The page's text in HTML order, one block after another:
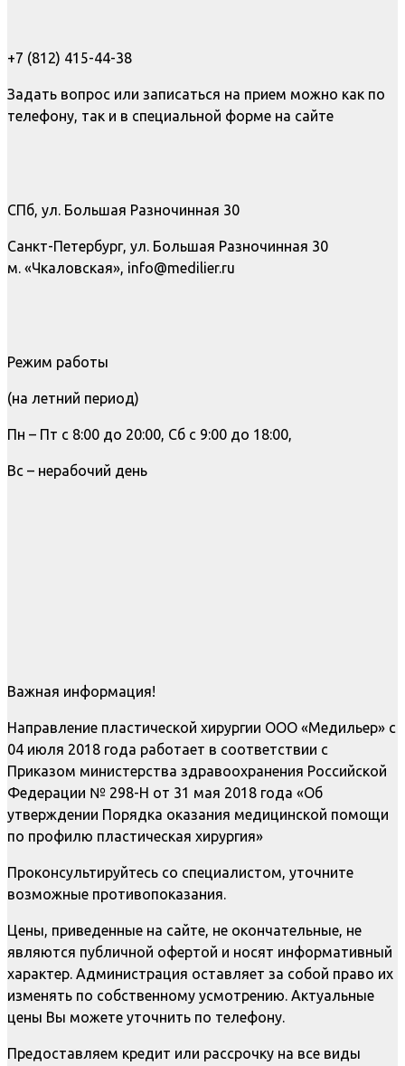
+7 (812) 415-44-38
Задать вопрос или записаться на прием можно как по
телефону, так и в специальной форме на сайте
СПб, ул. Большая Разночинная 30
Санкт-Петербург, ул. Большая Разночинная 30
м. «Чкаловская», info@medilier.ru
Режим работы
(на летний период)
Пн – Пт с 8:00 до 20:00, Сб с 9:00 до 18:00,
Вс – нерабочий день
Важная информация!
Направление пластической хирургии ООО «Медильер» с
04 июля 2018 года работает в соответствии с
Приказом министерства здравоохранения Российской
Федерации № 298-Н от 31 мая 2018 года «Об
утверждении Порядка оказания медицинской помощи
по профилю пластическая хирургия»
Проконсультируйтесь со специалистом, уточните
возможные противопоказания.
Цены, приведенные на сайте, не окончательные, не
являются публичной офертой и носят информативный
характер. Администрация оставляет за собой право их
изменять по собственному усмотрению. Актуальные
цены Вы можете уточнить по телефону.
Предоставляем кредит или рассрочку на все виды